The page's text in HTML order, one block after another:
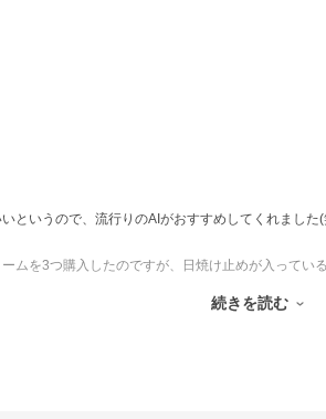
というので、流行りのAIがおすすめしてくれました
ムを3つ購入したのですが、日焼け止めが入って
続きを読む